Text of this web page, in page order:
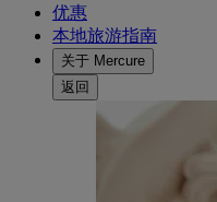
优惠
本地旅游指南
关于 Mercure
返回